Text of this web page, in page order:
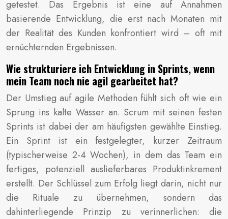
getestet. Das Ergebnis ist eine auf Annahmen
basierende Entwicklung, die erst nach Monaten mit
der Realität des Kunden konfrontiert wird – oft mit
ernüchternden Ergebnissen.
Wie strukturiere ich Entwicklung in Sprints, wenn
mein Team noch nie agil gearbeitet hat?
Der Umstieg auf agile Methoden fühlt sich oft wie ein
Sprung ins kalte Wasser an. Scrum mit seinen festen
Sprints ist dabei der am häufigsten gewählte Einstieg.
Ein Sprint ist ein festgelegter, kurzer Zeitraum
(typischerweise 2-4 Wochen), in dem das Team ein
fertiges, potenziell auslieferbares Produktinkrement
erstellt. Der Schlüssel zum Erfolg liegt darin, nicht nur
die Rituale zu übernehmen, sondern das
dahinterliegende Prinzip zu verinnerlichen: die